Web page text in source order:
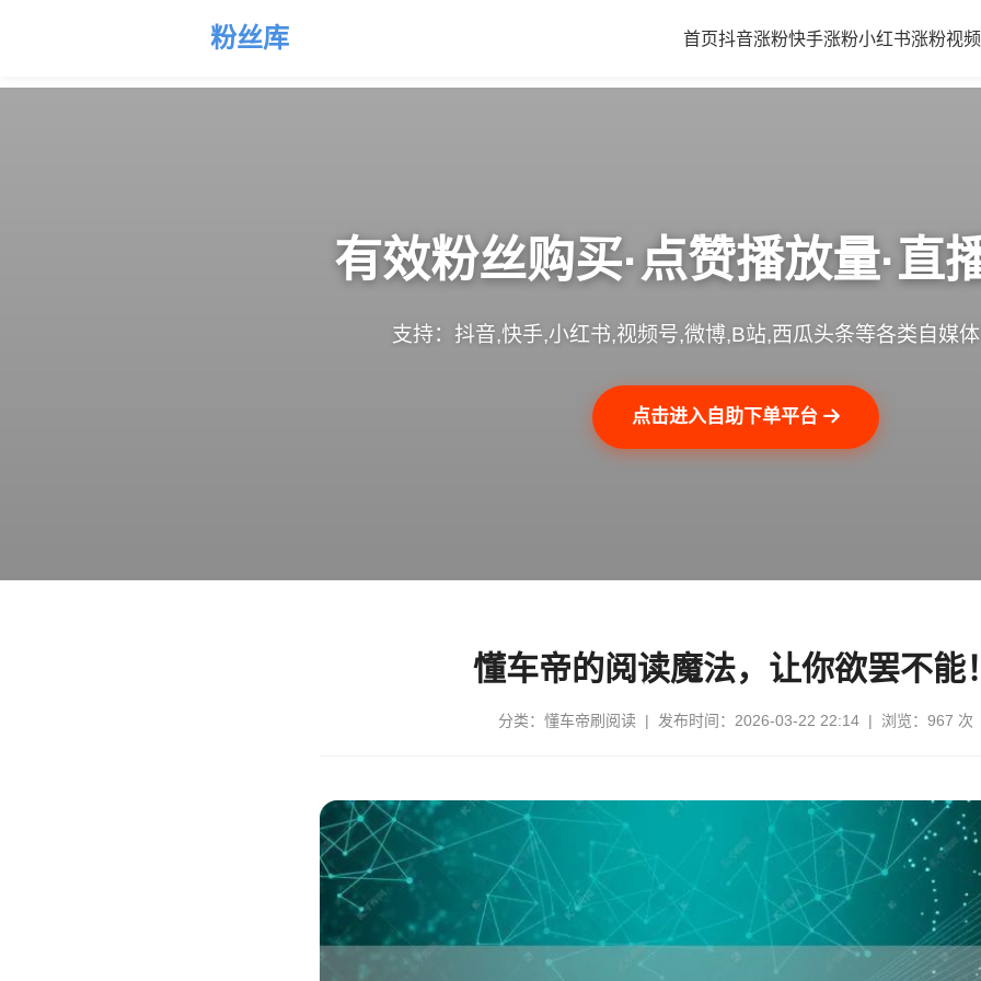
粉丝库 首页抖音涨粉快手涨粉小红书涨粉视
有效粉丝购买·点赞播放量·直
支持：抖音,快手,小红书,视频号,微博,B站,西瓜头条等各类自媒
点击进入自助下单平台
懂车帝的阅读魔法，让你欲罢不能
分类： 懂车帝刷阅读 | 发布时间：2026-03-22 22:14 | 浏览：967 次